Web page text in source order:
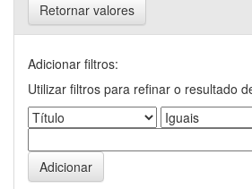
Retornar valores
Adicionar filtros:
Utilizar filtros para refinar o resultado